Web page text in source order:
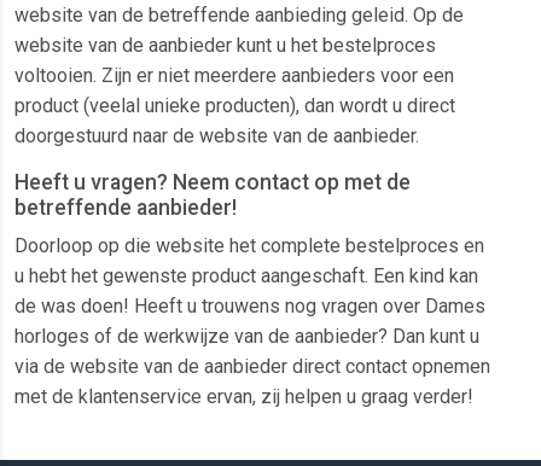
website van de betreffende aanbieding geleid. Op de
website van de aanbieder kunt u het bestelproces
voltooien. Zijn er niet meerdere aanbieders voor een
product (veelal unieke producten), dan wordt u direct
doorgestuurd naar de website van de aanbieder.
Heeft u vragen? Neem contact op met de
betreffende aanbieder!
Doorloop op die website het complete bestelproces en
u hebt het gewenste product aangeschaft. Een kind kan
de was doen! Heeft u trouwens nog vragen over Dames
horloges of de werkwijze van de aanbieder? Dan kunt u
via de website van de aanbieder direct contact opnemen
met de klantenservice ervan, zij helpen u graag verder!